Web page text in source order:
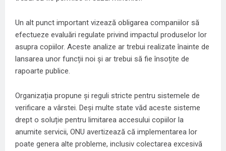
Un alt punct important vizează obligarea companiilor să
efectueze evaluări regulate privind impactul produselor lor
asupra copiilor. Aceste analize ar trebui realizate înainte de
lansarea unor funcții noi și ar trebui să fie însoțite de
rapoarte publice.
Organizația propune și reguli stricte pentru sistemele de
verificare a vârstei. Deși multe state văd aceste sisteme
drept o soluție pentru limitarea accesului copiilor la
anumite servicii, ONU avertizează că implementarea lor
poate genera alte probleme, inclusiv colectarea excesivă